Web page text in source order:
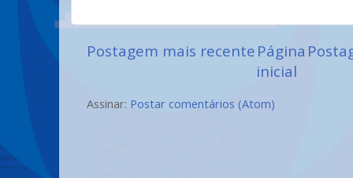
Postagem mais recentePágina
inicial
Assinar: Postar comentários (Atom)